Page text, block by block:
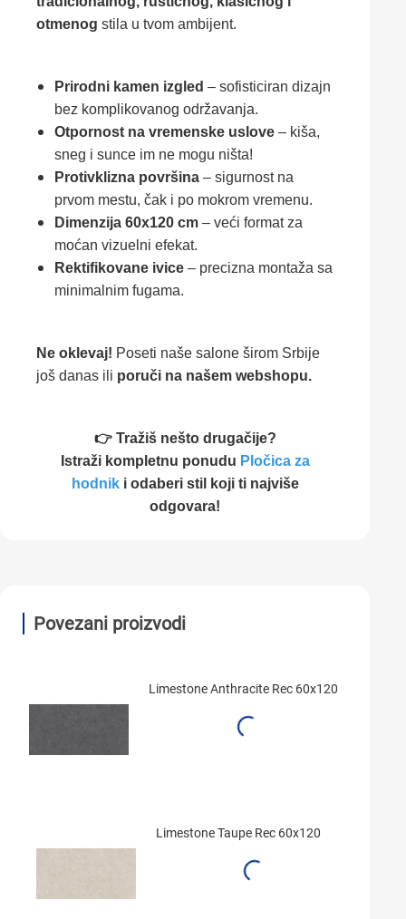
otmenog stila u tvom ambijent.
Prirodni kamen izgled – sofisticiran dizajn
bez komplikovanog održavanja.
Otpornost na vremenske uslove – kiša,
sneg i sunce im ne mogu ništa!
Protivklizna površina – sigurnost na
prvom mestu, čak i po mokrom vremenu.
Dimenzija 60x120 cm – veći format za
moćan vizuelni efekat.
Rektifikovane ivice – precizna montaža sa
minimalnim fugama.
Ne oklevaj! Poseti naše salone širom Srbije
još danas ili poruči na našem webshopu.
👉 Tražiš nešto drugačije?
Istraži kompletnu ponudu Pločica za
hodnik i odaberi stil koji ti najviše
odgovara!
Povezani proizvodi
Limestone Anthracite Rec 60x120
Limestone Taupe Rec 60x120